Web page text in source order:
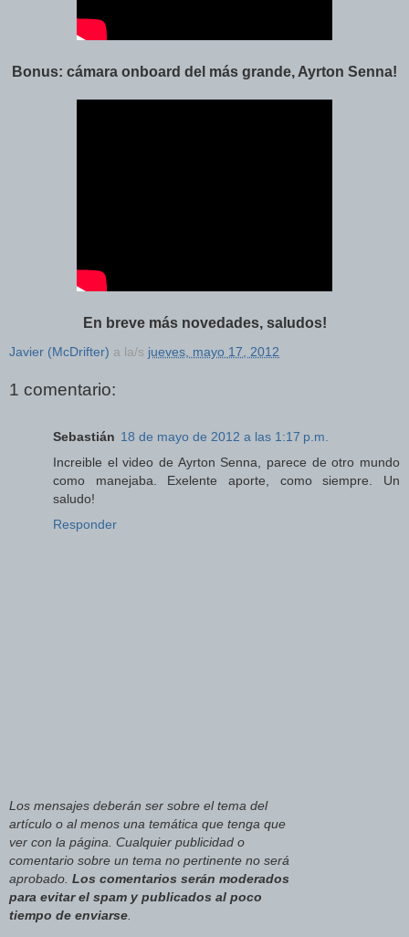
Bonus: cámara onboard del más grande, Ayrton Senna!
En breve más novedades, saludos!
Javier (McDrifter) a la/s jueves, mayo 17, 2012
1 comentario:
Sebastián 18 de mayo de 2012 a las 1:17 p.m.
Increible el video de Ayrton Senna, parece de otro mundo
como manejaba. Exelente aporte, como siempre. Un
saludo!
Responder
Los mensajes deberán ser sobre el tema del
artículo o al menos una temática que tenga que
ver con la página. Cualquier publicidad o
comentario sobre un tema no pertinente no será
aprobado. Los comentarios serán moderados
para evitar el spam y publicados al poco
tiempo de enviarse